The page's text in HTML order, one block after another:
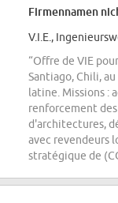
Firmennamen
V.I.E.,
“Offre de VIE
Santiago, Chili,
latine. Missions :
renforcement
d'architectures,
avec revendeurs
stratégique de